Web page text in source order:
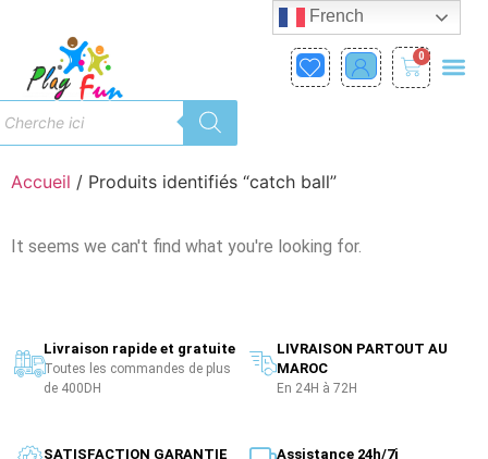
0
Accueil / Produits identifiés “catch ball”
It seems we can't find what you're looking for.
Livraison rapide et gratuite
Toutes les commandes de plus
de 400DH
LIVRAISON PARTOUT AU
MAROC
En 24H à 72H
SATISFACTION GARANTIE Assistance 24h/7j
French